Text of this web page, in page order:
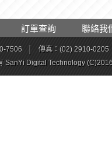
訂單查詢 聯絡我
7506
傳真：(02) 2910-0205
SanYi Digital Technology